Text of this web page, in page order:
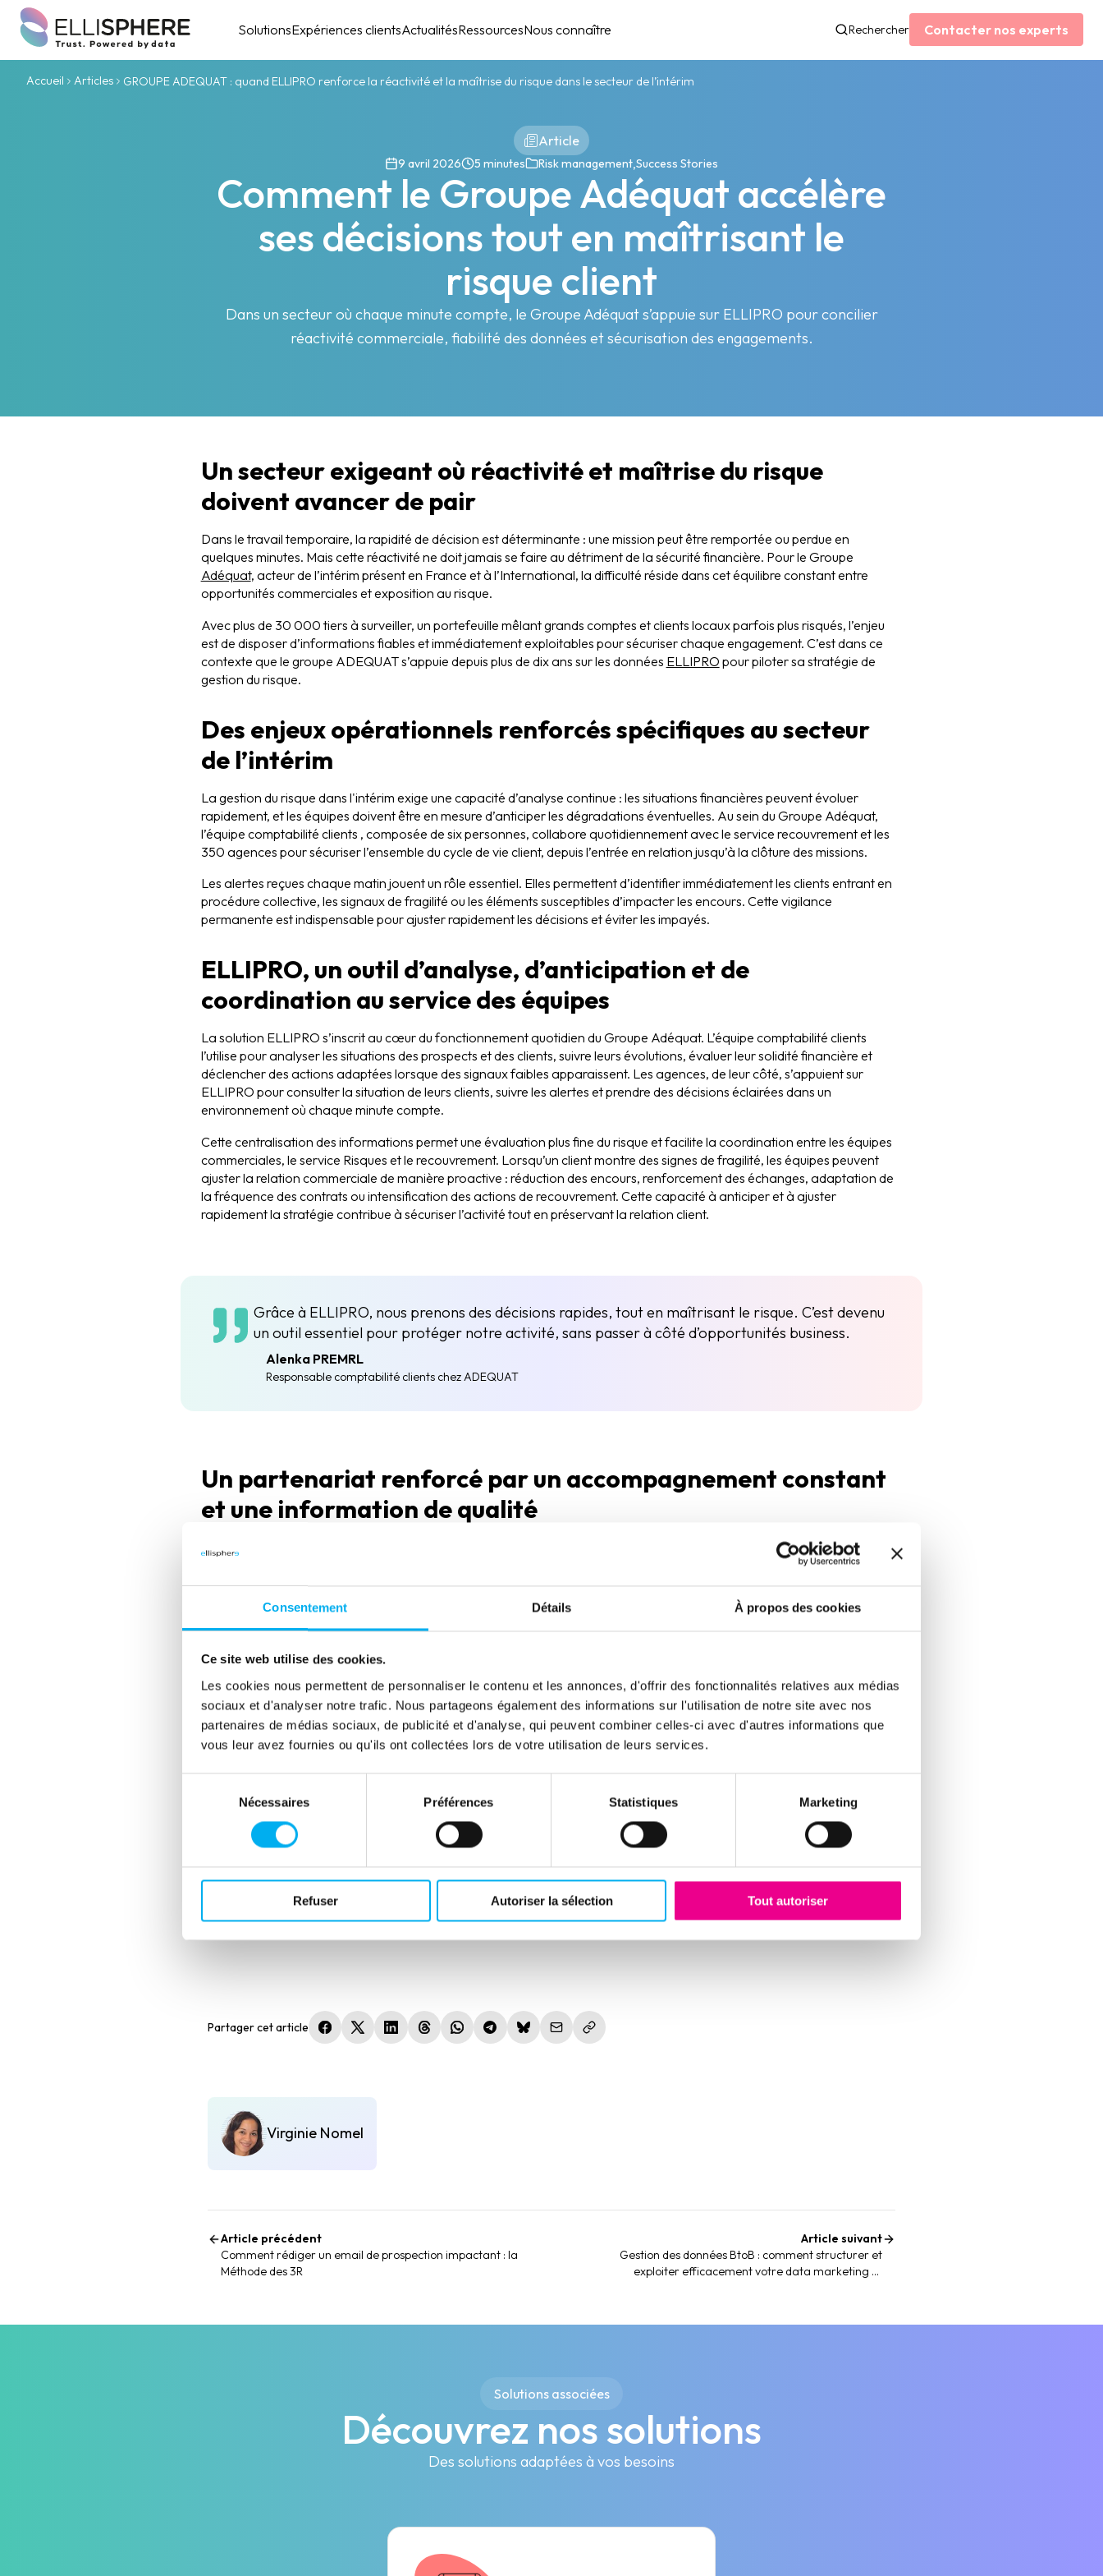
Consentement Détails À propos des cookies
Ce site web utilise des cookies.
Les cookies nous permettent de personnaliser le contenu et les annonces, d'offrir des fonctionnalités relatives aux médias
sociaux et d'analyser notre trafic. Nous partageons également des informations sur l'utilisation de notre site avec nos
partenaires de médias sociaux, de publicité et d'analyse, qui peuvent combiner celles-ci avec d'autres informations que
vous leur avez fournies ou qu'ils ont collectées lors de votre utilisation de leurs services.
consentement
Nécessaires Préférences Statistiques Marketing
Refuser Autoriser la sélection Tout autoriser
SolutionsExpériences clientsActualitésRessourcesNous connaître Rechercher Contacter nos experts
Accueil Articles GROUPE ADEQUAT : quand ELLIPRO renforce la réactivité et la maîtrise du risque dans le secteur de l’intérim
Article
9 avril 2026 5 minutes Risk management,Success Stories
Comment le Groupe Adéquat accélère
ses décisions tout en maîtrisant le
risque client
Dans un secteur où chaque minute compte, le Groupe Adéquat s’appuie sur ELLIPRO pour concilier
réactivité commerciale, fiabilité des données et sécurisation des engagements.
Un secteur exigeant où réactivité et maîtrise du risque
doivent avancer de pair
Dans le travail temporaire, la rapidité de décision est déterminante : une mission peut être remportée ou perdue en
quelques minutes. Mais cette réactivité ne doit jamais se faire au détriment de la sécurité financière. Pour le Groupe
Adéquat, acteur de l’intérim présent en France et à l’International, la difficulté réside dans cet équilibre constant entre
opportunités commerciales et exposition au risque.
Avec plus de 30 000 tiers à surveiller, un portefeuille mêlant grands comptes et clients locaux parfois plus risqués, l’enjeu
est de disposer d’informations fiables et immédiatement exploitables pour sécuriser chaque engagement. C’est dans ce
contexte que le groupe ADEQUAT s’appuie depuis plus de dix ans sur les données ELLIPRO pour piloter sa stratégie de
gestion du risque.
Des enjeux opérationnels renforcés spécifiques au secteur
de l’intérim
La gestion du risque dans l'intérim exige une capacité d’analyse continue : les situations financières peuvent évoluer
rapidement, et les équipes doivent être en mesure d’anticiper les dégradations éventuelles. Au sein du Groupe Adéquat,
l’équipe comptabilité clients , composée de six personnes, collabore quotidiennement avec le service recouvrement et les
350 agences pour sécuriser l’ensemble du cycle de vie client, depuis l’entrée en relation jusqu’à la clôture des missions.
Les alertes reçues chaque matin jouent un rôle essentiel. Elles permettent d’identifier immédiatement les clients entrant en
procédure collective, les signaux de fragilité ou les éléments susceptibles d’impacter les encours. Cette vigilance
permanente est indispensable pour ajuster rapidement les décisions et éviter les impayés.
ELLIPRO, un outil d’analyse, d’anticipation et de
coordination au service des équipes
La solution ELLIPRO s’inscrit au cœur du fonctionnement quotidien du Groupe Adéquat. L’équipe comptabilité clients
l’utilise pour analyser les situations des prospects et des clients, suivre leurs évolutions, évaluer leur solidité financière et
déclencher des actions adaptées lorsque des signaux faibles apparaissent. Les agences, de leur côté, s’appuient sur
ELLIPRO pour consulter la situation de leurs clients, suivre les alertes et prendre des décisions éclairées dans un
environnement où chaque minute compte.
Cette centralisation des informations permet une évaluation plus fine du risque et facilite la coordination entre les équipes
commerciales, le service Risques et le recouvrement. Lorsqu’un client montre des signes de fragilité, les équipes peuvent
ajuster la relation commerciale de manière proactive : réduction des encours, renforcement des échanges, adaptation de
la fréquence des contrats ou intensification des actions de recouvrement. Cette capacité à anticiper et à ajuster
rapidement la stratégie contribue à sécuriser l’activité tout en préservant la relation client.
Grâce à ELLIPRO, nous prenons des décisions rapides, tout en maîtrisant le risque. C’est devenu
un outil essentiel pour protéger notre activité, sans passer à côté d’opportunités business.
Alenka PREMRL
Responsable comptabilité clients chez ADEQUAT
Un partenariat renforcé par un accompagnement constant
et une information de qualité
Si le Groupe Adéquat fait confiance à ELLISPHERE depuis plus d’une décennie, c’est parce que la solution ELLIPRO a
démontré sa capacité à fournir des informations fiables, exhaustives et immédiatement actionnables. Mais au-delà de la
solution, c’est aussi la qualité de l’accompagnement qui renforce la collaboration : disponibilité des interlocuteurs,
compréhension fine des enjeux du secteur, réactivité face aux demandes et capacité à proposer des évolutions adaptées
Cette relation de confiance s’est construite dans le temps, au rythme des évolutions du marché et des priorités du Groupe
Adéquat, qui a pu faire évoluer son organisation tout en s’appuyant sur un partenaire solide et constant.
Perspectives : aller plus loin dans la détection, la prévention
et l’aide à la décision
proposées au sein d’ELLIPRO, notamment la Vérification des IBAN et le Score de Risque de Fraude. Dans un contexte où
les tentatives d’usurpation d’identité se multiplient, ces fonctionnalités joueront un rôle clé dans la sécurisation des
paiements.
basé sur l’intelligence artificielle. Cette évolution doit permettre d’aller encore plus loin dans la prévention des risques,
l’analyse en temps réel et l’accompagnement des équipes opérationnelles dans leurs arbitrages quotidiens.
Partager cet article (nouvelle fenêtre)
(nouvelle fenêtre)
(nouvelle fenêtre)
(nouvelle fenêtre)
(nouvelle fenêtre)
(nouvelle fenêtre)
(nouvelle fenêtre)
Virginie Nomel
Article précédent
Comment rédiger un email de prospection impactant : la
Méthode des 3R
Article suivant
Gestion des données BtoB : comment structurer et
exploiter efficacement votre data marketing et
Solutions associées
Découvrez nos solutions
Des solutions adaptées à vos besoins